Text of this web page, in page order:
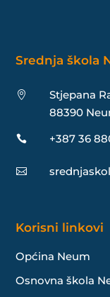
Srednja škola

Stjepana
88390
 +387 36

Korisni linkovi
Općina Neum
Osnovna škola